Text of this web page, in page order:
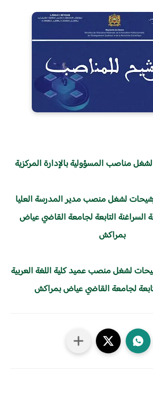
مناصب المسؤولية بالإدارة المركزية
لشغل منصب مدير المدرسة العليا
السراغنة التابعة لجامعة القاضي عياض
بمراكش
لشغل منصب عميد كلية اللغة العربية
لجامعة القاضي عياض بمراكش